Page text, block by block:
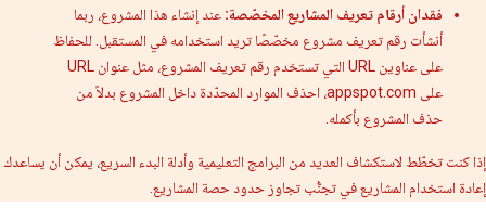
فقدان أرقام تعريف المشاريع المخصّصة: عند إنشاء هذا المشروع، ربما
أنشأت رقم تعريف مشروع مخصّصًا تريد استخدامه في المستقبل. للحفاظ
على عناوين URL التي تستخدم رقم تعريف المشروع، مثل عنوان URL
على appspot.com، احذف الموارد المحدّدة داخل المشروع بدلاً من
حذف المشروع بأكمله.
إذا كنت تخطّط لاستكشاف العديد من البرامج التعليمية وأدلة البدء السريع، يمكن أن يساعدك
إعادة استخدام المشاريع في تجنُّب تجاوز حدود حصة المشاريع.